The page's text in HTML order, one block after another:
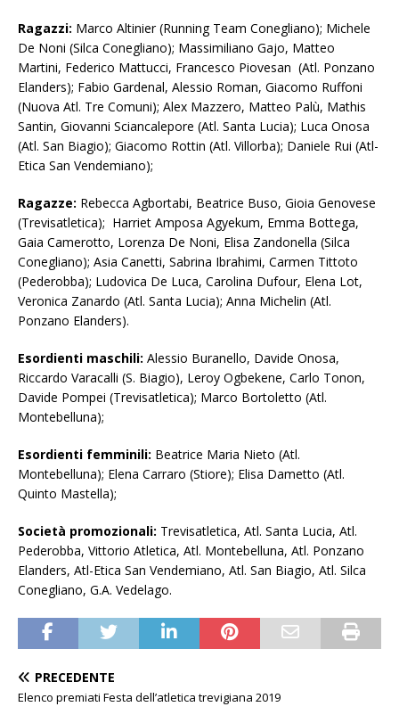
Ragazzi: Marco Altinier (Running Team Conegliano); Michele
De Noni (Silca Conegliano); Massimiliano Gajo, Matteo
Martini, Federico Mattucci, Francesco Piovesan (Atl. Ponzano
Elanders); Fabio Gardenal, Alessio Roman, Giacomo Ruffoni
(Nuova Atl. Tre Comuni); Alex Mazzero, Matteo Palù, Mathis
Santin, Giovanni Sciancalepore (Atl. Santa Lucia); Luca Onosa
(Atl. San Biagio); Giacomo Rottin (Atl. Villorba); Daniele Rui (Atl-
Etica San Vendemiano);
Ragazze: Rebecca Agbortabi, Beatrice Buso, Gioia Genovese
(Trevisatletica); Harriet Amposa Agyekum, Emma Bottega,
Gaia Camerotto, Lorenza De Noni, Elisa Zandonella (Silca
Conegliano); Asia Canetti, Sabrina Ibrahimi, Carmen Tittoto
(Pederobba); Ludovica De Luca, Carolina Dufour, Elena Lot,
Veronica Zanardo (Atl. Santa Lucia); Anna Michelin (Atl.
Ponzano Elanders).
Esordienti maschili: Alessio Buranello, Davide Onosa,
Riccardo Varacalli (S. Biagio), Leroy Ogbekene, Carlo Tonon,
Davide Pompei (Trevisatletica); Marco Bortoletto (Atl.
Montebelluna);
Esordienti femminili: Beatrice Maria Nieto (Atl.
Montebelluna); Elena Carraro (Stiore); Elisa Dametto (Atl.
Quinto Mastella);
Società promozionali: Trevisatletica, Atl. Santa Lucia, Atl.
Pederobba, Vittorio Atletica, Atl. Montebelluna, Atl. Ponzano
Elanders, Atl-Etica San Vendemiano, Atl. San Biagio, Atl. Silca
Conegliano, G.A. Vedelago.
PRECEDENTE
Elenco premiati Festa dell’atletica trevigiana 2019